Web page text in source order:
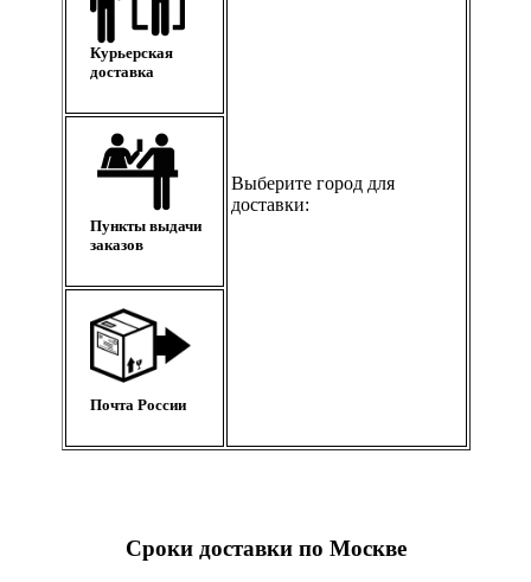
Курьерская
доставка
Выберите город для
доставки:
Пункты выдачи
заказов
Почта России
Сроки доставки по Москве